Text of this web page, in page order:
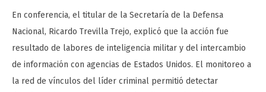
En conferencia, el titular de la Secretaría de la Defensa
Nacional, Ricardo Trevilla Trejo, explicó que la acción fue
resultado de labores de inteligencia militar y del intercambio
de información con agencias de Estados Unidos. El monitoreo a
la red de vínculos del líder criminal permitió detectar